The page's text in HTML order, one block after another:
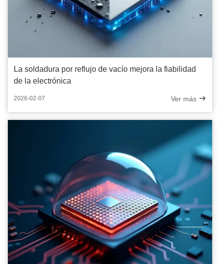
La soldadura por reflujo de vacío mejora la fiabilidad
de la electrónica
2026-02-07 Ver más